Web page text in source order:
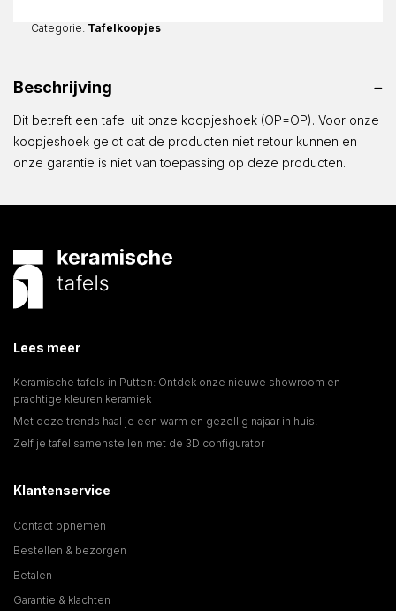
120x40x76cm
aantal
Categorie: Tafelkoopjes
Beschrijving
Dit betreft een tafel uit onze koopjeshoek (OP=OP). Voor onze
koopjeshoek geldt dat de producten niet retour kunnen en
onze garantie is niet van toepassing op deze producten.
Lees meer
Keramische tafels in Putten: Ontdek onze nieuwe showroom en
prachtige kleuren keramiek
Met deze trends haal je een warm en gezellig najaar in huis!
Zelf je tafel samenstellen met de 3D configurator
Klantenservice
Contact opnemen
Bestellen & bezorgen
Betalen
Garantie & klachten